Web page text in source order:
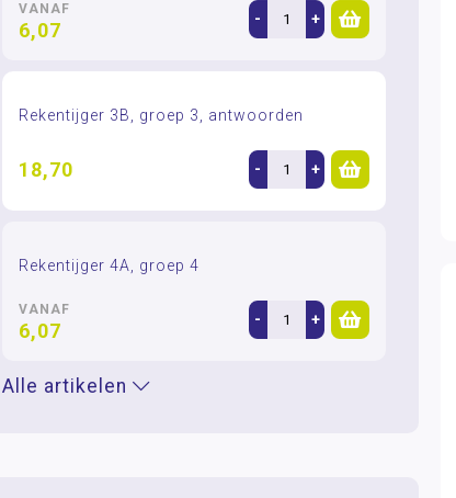
VANAF
6,07 - +
Rekentijger 3B, groep 3, antwoorden
18,70 - +
Rekentijger 4A, groep 4
VANAF
6,07 - +
Alle artikelen